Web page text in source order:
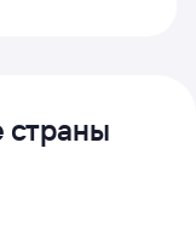
страны